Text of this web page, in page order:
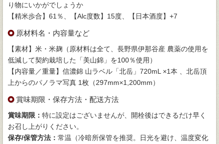
り物にいかがでしょうか
【精米歩合】61％、【Alc度数】15度、【日本酒度】+7
原材料名・内容量など
【素材】米・米麹（原材料は全て、長野県伊那谷産 農薬の使用を
低減して契約栽培した「美山錦」を100％使用）
【内容量／重量】信濃錦 山ラベル「北岳」720mL ×1本 、北岳頂
上からのパノラマ写真 1枚（297mm×1,200mm）
賞味期限・保存方法・配送方法
賞味期限： 特に設定はございませんが、開栓後はできるだけ早く
お召し上がりください。
保存/保管方法： 常温（冷暗所保管を推奨。日光を避け、温度変化